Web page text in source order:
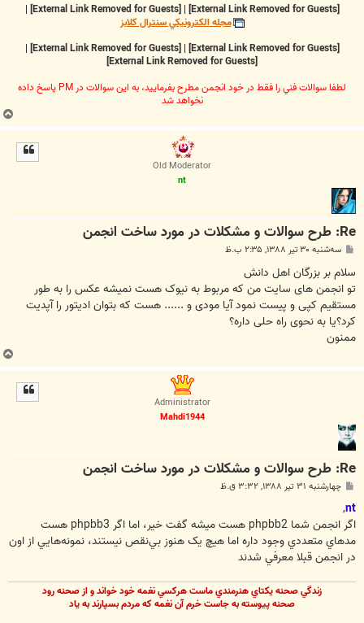
|
|
مجله الکترونيکي سنترال کلابز
|
|
لطفا سوالات فني را فقط در خود انجمن مطرح بفرماييد، به اين سوالات در PM پاسخ داده
نخواهد شد
ب
ا
Old Moderator
nt
Re: طرح سوالات و مشکلات در مورد ساخت انجمن
پ
ت
سه‌شنبه ۳۰ تیر ۱۳۸۸, ۲:۳۵ ب.ظ
سلام بر بزرگان اهل دانش
تو انجمن های سایت من که مربوط به نیوک هست نمیشه عکس را به طور
مستقیم کپی و پیست نمود آیا مودی و ...... هست که بتوان ادیتور را آپدیت
کرد؟یا به نحوی راه حلی داره؟
ممنون
ب
ا
Administrator
Mahdi1944
Re: طرح سوالات و مشکلات در مورد ساخت انجمن
پ
ت
چهارشنبه ۳۱ تیر ۱۳۸۸, ۳:۳۲ ق.ظ
nt
,
اگر انجمن شما phpbb2 هست ميشه گفت خير، اما اگر phpbb3 هست
مدهاي متعددي وجود داره اما هيچ يک هنوز بي‌نقص نيستند، نمونه‌هايي از اون
در انجمن قبلا معرفي شدند
زندگي صحنه يکتاي هنرمندي ماست هرکسي نغمه خود خواند و از صحنه رود
صحنه پيوسته به جاست خرم آن نغمه که مردم بسپارند به ياد